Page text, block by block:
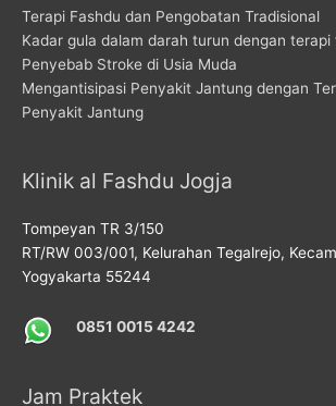
Terapi Fashdu dan Pengobatan Tradisional
Kadar gula dalam darah turun dengan terapi
Penyebab Stroke di Usia Muda
Mengantisipasi Penyakit Jantung dengan
Penyakit Jantung
Klinik al Fashdu Jogja
Tompeyan TR 3/150
RT/RW 003/001, Kelurahan Tegalrejo,
Yogyakarta 55244
0851 0015 4242
Jam Praktek